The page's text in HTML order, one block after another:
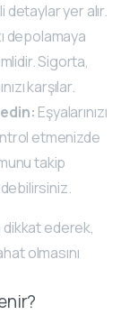
yer alır.
depolamaya
Sigorta,
karşılar.
Eşyalarınızı
etmenizde
takip
dikkat ederek,
olmasını